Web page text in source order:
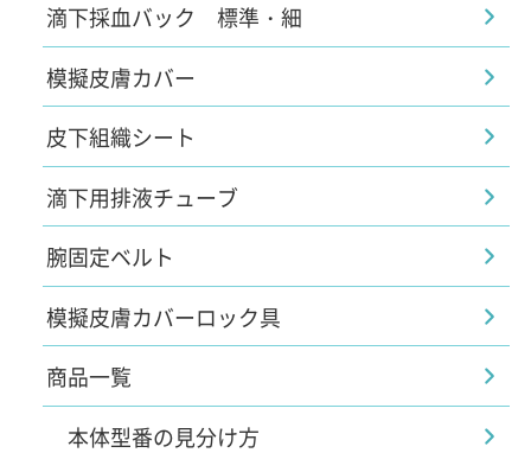
滴下採血バック 標準・細
模擬皮膚カバー
皮下組織シート
滴下用排液チューブ
腕固定ベルト
模擬皮膚カバーロック具
商品一覧
本体型番の見分け方